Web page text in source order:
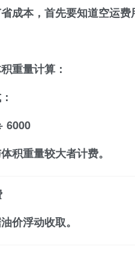
成本，首先要知道空运费
重量计算：
6000
积重量较大者计费。
价浮动收取。